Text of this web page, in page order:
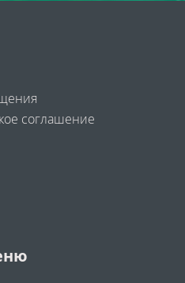
соглашение